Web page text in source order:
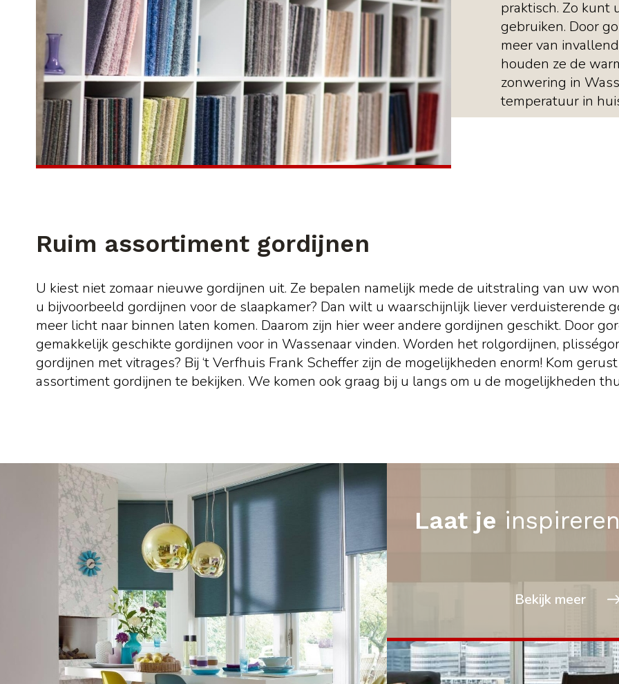
praktisch. Zo kunt
gebruiken. Door
meer van
houden ze de
zonwering in
temperatuur in
Ruim assortiment gordijnen
U kiest niet zomaar nieuwe gordijnen uit. Ze bepalen namelijk mede de uitstraling van uw
u bijvoorbeeld gordijnen voor de slaapkamer? Dan wilt u waarschijnlijk liever verduisterende
meer licht naar binnen laten komen. Daarom zijn hier weer andere gordijnen geschikt. Door
gemakkelijk geschikte gordijnen voor in Wassenaar vinden. Worden het rolgordijnen,
gordijnen met vitrages? Bij ‘t Verfhuis Frank Scheffer zijn de mogelijkheden enorm! Kom
assortiment gordijnen te bekijken. We komen ook graag bij u langs om u de mogelijkheden
Laat je
Bekijk meer